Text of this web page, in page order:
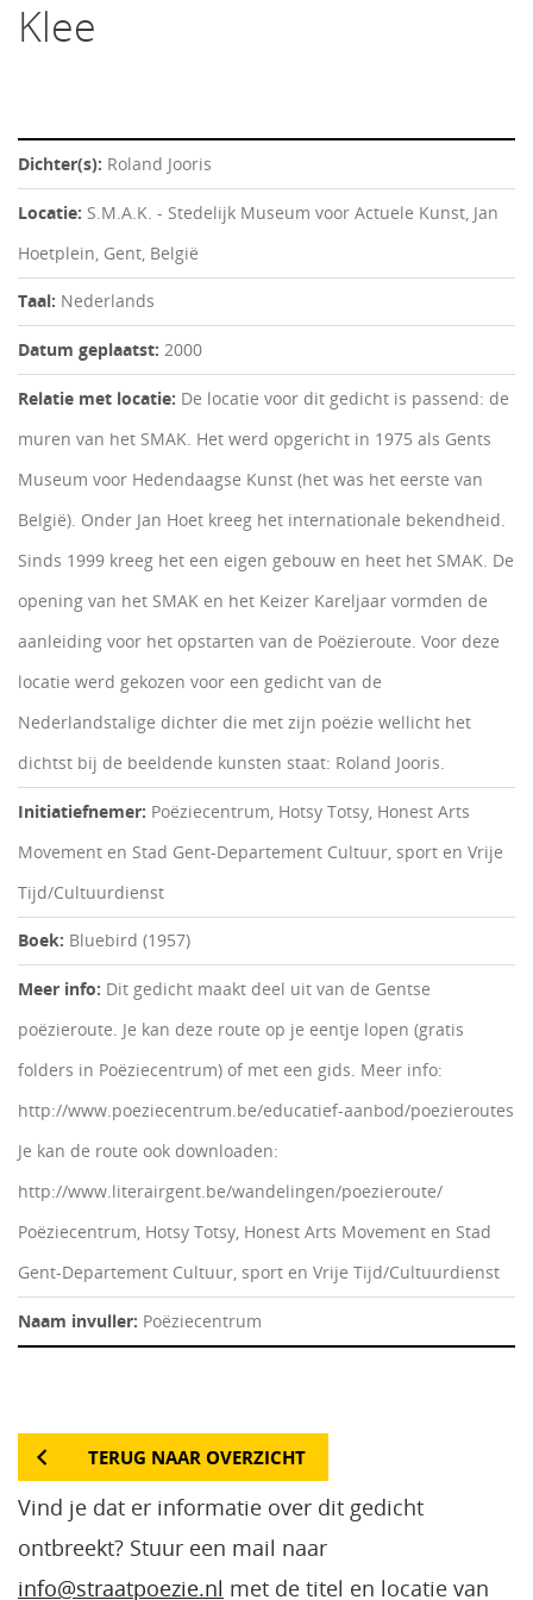
Klee
Dichter(s): Roland Jooris
Locatie: S.M.A.K. - Stedelijk Museum voor Actuele Kunst, Jan
Hoetplein, Gent, België
Taal: Nederlands
Datum geplaatst: 2000
Relatie met locatie: De locatie voor dit gedicht is passend: de
muren van het SMAK. Het werd opgericht in 1975 als Gents
Museum voor Hedendaagse Kunst (het was het eerste van
België). Onder Jan Hoet kreeg het internationale bekendheid.
Sinds 1999 kreeg het een eigen gebouw en heet het SMAK. De
opening van het SMAK en het Keizer Kareljaar vormden de
aanleiding voor het opstarten van de Poëzieroute. Voor deze
locatie werd gekozen voor een gedicht van de
Nederlandstalige dichter die met zijn poëzie wellicht het
dichtst bij de beeldende kunsten staat: Roland Jooris.
Initiatiefnemer: Poëziecentrum, Hotsy Totsy, Honest Arts
Movement en Stad Gent-Departement Cultuur, sport en Vrije
Tijd/Cultuurdienst
Boek: Bluebird (1957)
Meer info: Dit gedicht maakt deel uit van de Gentse
poëzieroute. Je kan deze route op je eentje lopen (gratis
folders in Poëziecentrum) of met een gids. Meer info:
http://www.poeziecentrum.be/educatief-aanbod/poezieroutes
Je kan de route ook downloaden:
http://www.literairgent.be/wandelingen/poezieroute/
Poëziecentrum, Hotsy Totsy, Honest Arts Movement en Stad
Gent-Departement Cultuur, sport en Vrije Tijd/Cultuurdienst
Naam invuller: Poëziecentrum
TERUG NAAR OVERZICHT
Vind je dat er informatie over dit gedicht
ontbreekt? Stuur een mail naar
info@straatpoezie.nl met de titel en locatie van